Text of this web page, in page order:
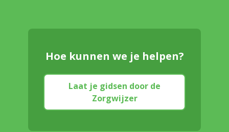
Hoe kunnen we je helpen?
Laat je gidsen door de
Zorgwijzer